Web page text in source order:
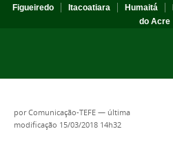
Figueiredo
Itacoatiara Humaitá
do Acre
porComunicação-TEFE — última
modificação 15/03/2018 14h32